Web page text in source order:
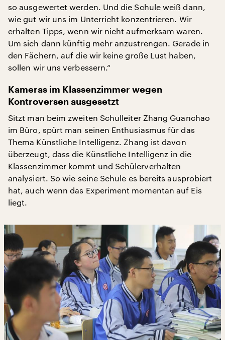
so ausgewertet werden. Und die Schule weiß dann,
wie gut wir uns im Unterricht konzentrieren. Wir
erhalten Tipps, wenn wir nicht aufmerksam waren.
Um sich dann künftig mehr anzustrengen. Gerade in
den Fächern, auf die wir keine große Lust haben,
sollen wir uns verbessern.“
Kameras im Klassenzimmer wegen
Kontroversen ausgesetzt
Sitzt man beim zweiten Schulleiter Zhang Guanchao
im Büro, spürt man seinen Enthusiasmus für das
Thema Künstliche Intelligenz. Zhang ist davon
überzeugt, dass die Künstliche Intelligenz in die
Klassenzimmer kommt und Schülerverhalten
analysiert. So wie seine Schule es bereits ausprobiert
hat, auch wenn das Experiment momentan auf Eis
liegt.